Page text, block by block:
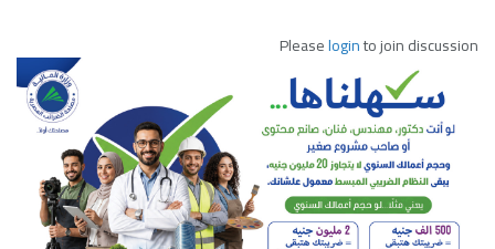
Pleaseloginto join discussion